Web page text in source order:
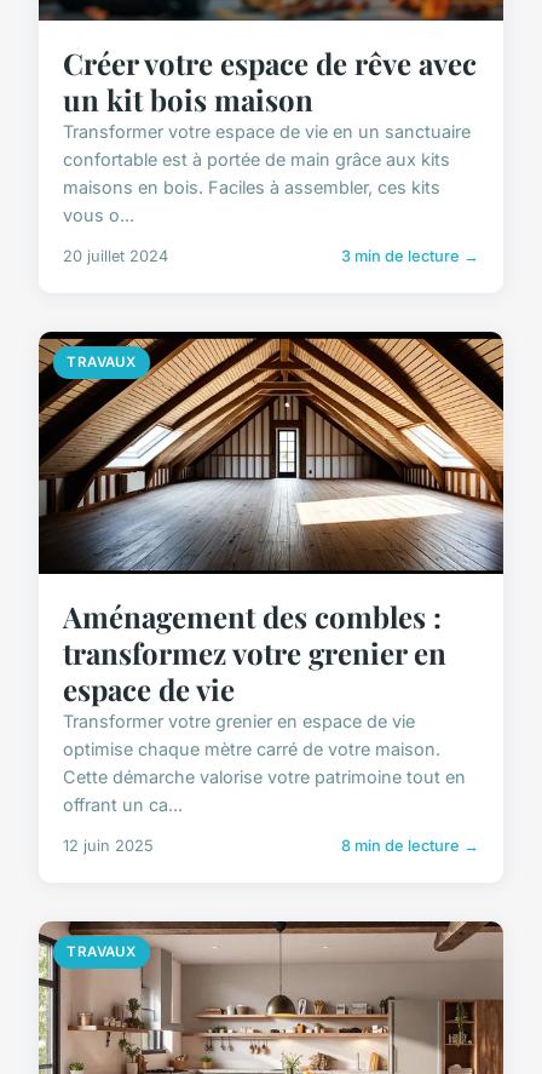
Créer votre espace de rêve avec
un kit bois maison
Transformer votre espace de vie en un sanctuaire
confortable est à portée de main grâce aux kits
maisons en bois. Faciles à assembler, ces kits
vous o...
20 juillet 2024 3 min de lecture →
TRAVAUX
Aménagement des combles :
transformez votre grenier en
espace de vie
Transformer votre grenier en espace de vie
optimise chaque mètre carré de votre maison.
Cette démarche valorise votre patrimoine tout en
offrant un ca...
12 juin 2025 8 min de lecture →
TRAVAUX